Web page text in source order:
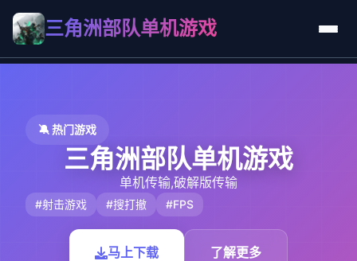
三角洲部队单机游戏
🔕 热门游戏
三角洲部队单机游戏
单机传输,破解版传输
#射击游戏 #搜打撤 #FPS
马上下载 了解更多